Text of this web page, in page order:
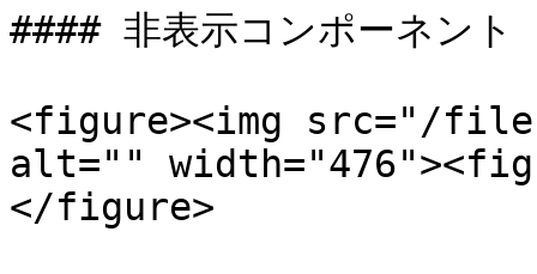
#### 非表示コンポーネント
<figure><img src="/files/
alt=""
</figure>